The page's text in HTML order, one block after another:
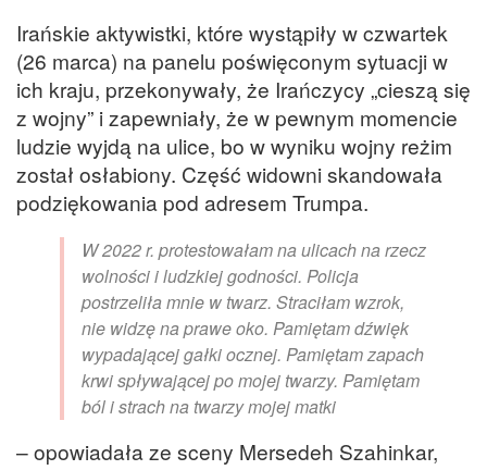
Irańskie aktywistki, które wystąpiły w czwartek
(26 marca) na panelu poświęconym sytuacji w
ich kraju, przekonywały, że Irańczycy „cieszą się
z wojny” i zapewniały, że w pewnym momencie
ludzie wyjdą na ulice, bo w wyniku wojny reżim
został osłabiony. Część widowni skandowała
podziękowania pod adresem Trumpa.
W 2022 r. protestowałam na ulicach na rzecz
wolności i ludzkiej godności. Policja
postrzeliła mnie w twarz. Straciłam wzrok,
nie widzę na prawe oko. Pamiętam dźwięk
wypadającej gałki ocznej. Pamiętam zapach
krwi spływającej po mojej twarzy. Pamiętam
ból i strach na twarzy mojej matki
– opowiadała ze sceny Mersedeh Szahinkar,